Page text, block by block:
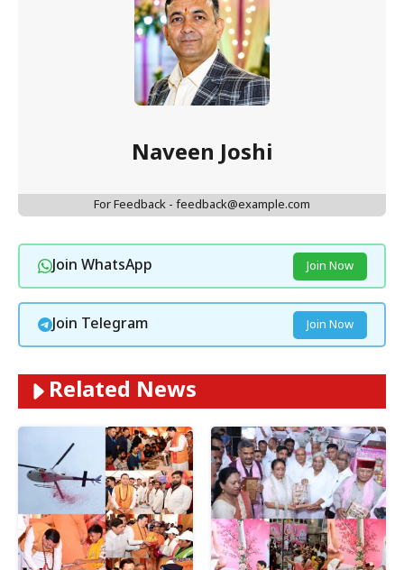
Naveen Joshi
For Feedback - feedback@example.com
Join WhatsApp Join Now
Join Telegram Join Now
Related News